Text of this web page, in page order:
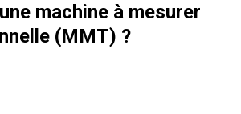
machine à mesurer
(MMT) ?